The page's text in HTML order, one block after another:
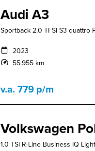
Audi A3
Sportback 2.0 TFSI S3 quattro
2023
55.955 km
v.a. 779 p/m
Volkswagen
1.0 TSI R-Line Business IQ